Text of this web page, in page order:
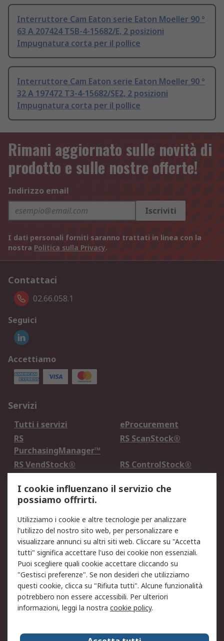
Interruttore Cam Eaton serie Eaton Moeller 90 °
63 A 207424 T5B-4-15682/E, 2 posizioni
Impugnatura corta per il pollice
Interruttore Cam Eaton serie Eaton Moeller 90 °
32 A 197472 T3-4-15682/SE2, 2 posizioni
Impugnatura corta per il pollice
Rimani aggiornato sulle novità di
prodotto e sulle nostre offerte!
Indirizzo email
Iscriviti
I dati personali forniti saranno trattati in linea con la
nostra Politica sulla Privacy.
Contattaci
02.66.058.1
Seguici
Accettiamo
Servizi
Tutti i servizi
eProcurement
RS
PurchasingManager™
RS ScanStock®
RS VendStock®
RS ControlStock®
Legale
Informativa Cookie
Informativa Privacy -
Aggiornata
Email Security
Termini d'uso
Condizioni di vendita
Condizioni generali di
servizio
Etica e responsabilità
Chi Siamo
Chi Siamo Contattaci
I cookie influenzano il servizio che
possiamo offrirti.
Utilizziamo i cookie e altre tecnologie per analizzare
l'utilizzo del nostro sito web, per personalizzare e
visualizzare annunci su altri siti web. Cliccare su "Accetta
tutti" significa accettare l'uso dei cookie non essenziali.
Puoi scegliere quali cookie accettare cliccando su
"Gestisci preferenze". Se non desideri che utilizziamo
questi cookie, clicca su "Rifiuta tutti". Alcune funzionalità
potrebbero non essere accessibili. Per ulteriori
informazioni, leggi la nostra cookie policy.